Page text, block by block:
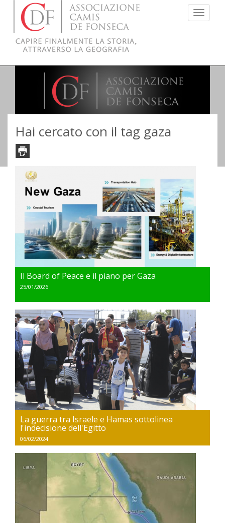
Menu
Hai cercato con il tag gaza
Il Board of Peace e il piano per Gaza
25/01/2026
La guerra tra Israele e Hamas sottolinea
l'indecisione dell'Egitto
06/02/2024